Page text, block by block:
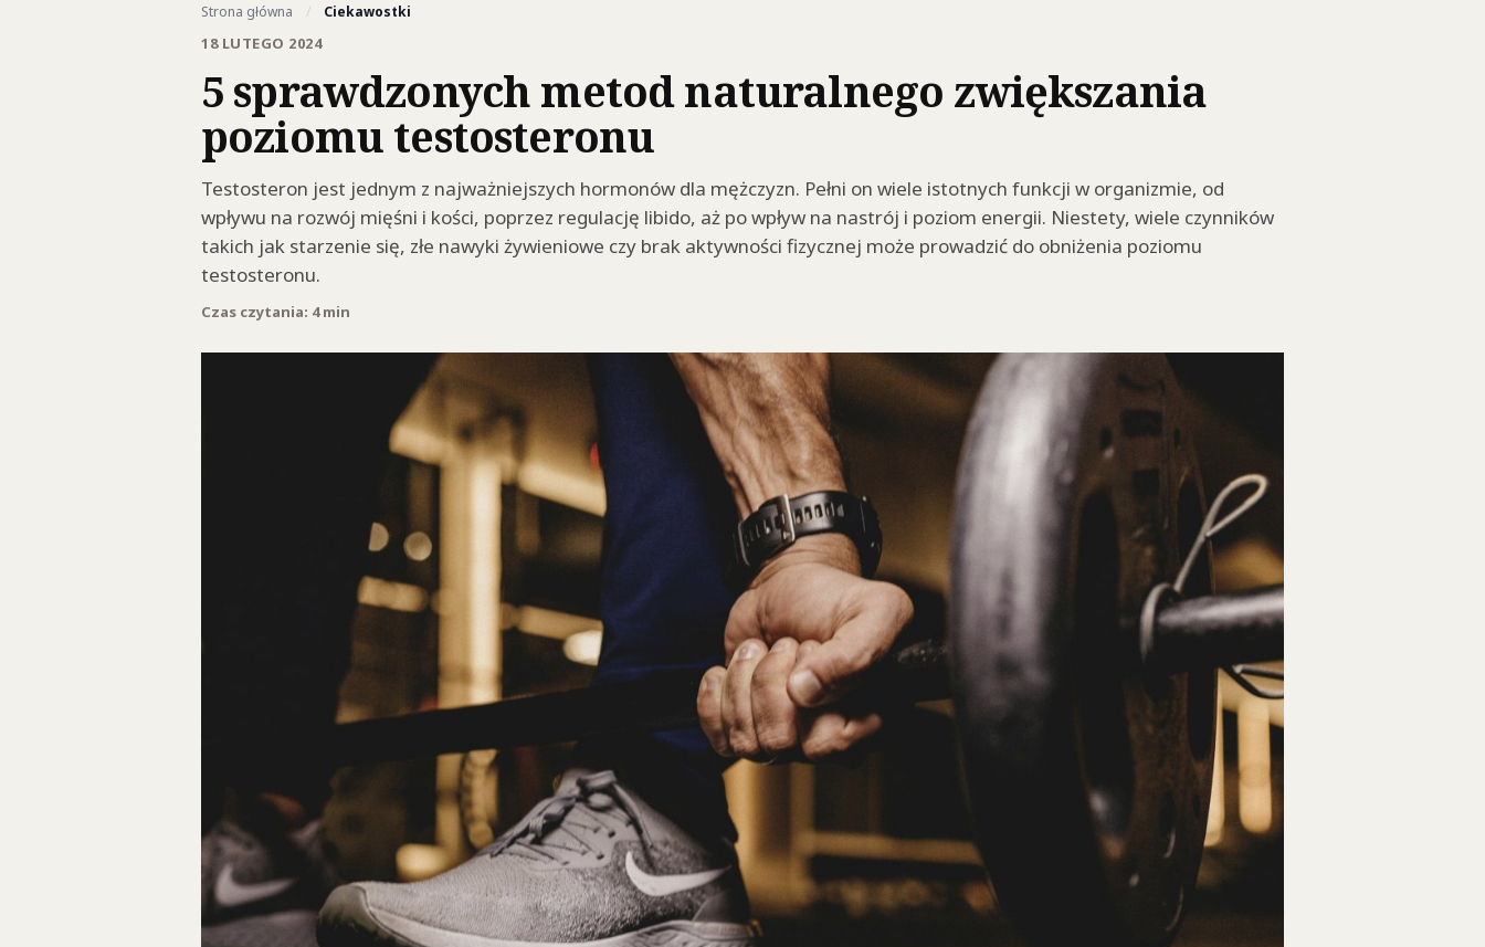
Strona główna / Ciekawostki
18 LUTEGO 2024
5 sprawdzonych metod naturalnego zwiększania
poziomu testosteronu
Testosteron jest jednym z najważniejszych hormonów dla mężczyzn. Pełni on wiele istotnych funkcji w organizmie, od
wpływu na rozwój mięśni i kości, poprzez regulację libido, aż po wpływ na nastrój i poziom energii. Niestety, wiele czynników
takich jak starzenie się, złe nawyki żywieniowe czy brak aktywności fizycznej może prowadzić do obniżenia poziomu
testosteronu.
Czas czytania: 4 min